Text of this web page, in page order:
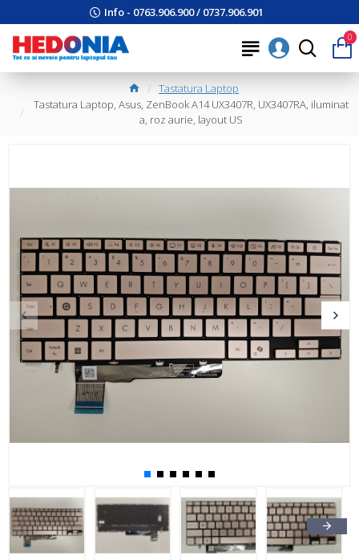
Info - 0763.906.900 / 0737.906.901
0
Tastatura Laptop
Tastatura Laptop, Asus, ZenBook A14 UX3407R, UX3407RA, iluminat
a, roz aurie, layout US